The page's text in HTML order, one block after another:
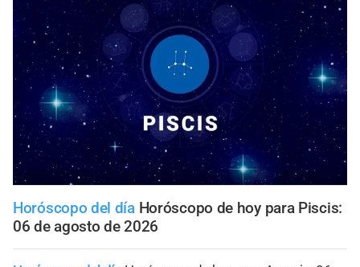
Horóscopo del día Horóscopo de hoy para Piscis:
06 de agosto de 2026